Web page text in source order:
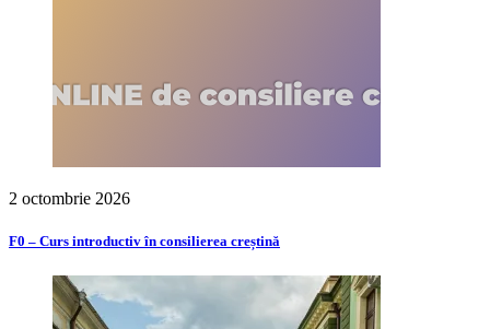
2 octombrie 2026
F0 – Curs introductiv în consilierea creștină